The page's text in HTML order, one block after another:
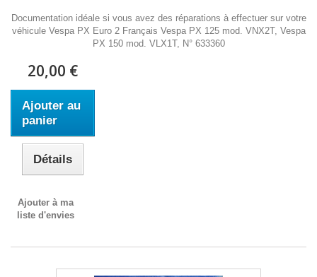
Documentation idéale si vous avez des réparations à effectuer sur votre
véhicule Vespa PX Euro 2 Français Vespa PX 125 mod. VNX2T, Vespa
PX 150 mod. VLX1T, N° 633360
20,00 €
Ajouter au
panier
Détails
Ajouter à ma
liste d'envies